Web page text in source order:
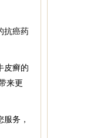
抗癌药
皮癣的
来更
务，